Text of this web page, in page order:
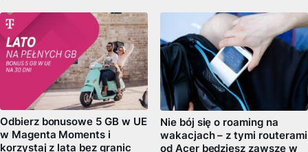
Odbierz bonusowe 5 GB w UE
w Magenta Moments i
korzystaj z lata bez granic
Nie bój się o roaming na
wakacjach – z tymi routerami
od Acer będziesz zawsze w